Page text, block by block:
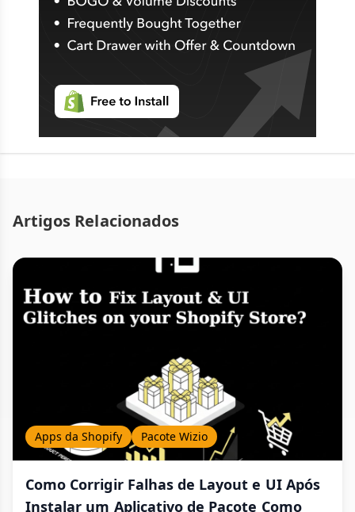
Artigos Relacionados
Apps da Shopify Pacote Wizio
Como Corrigir Falhas de Layout e UI Após
Instalar um Aplicativo de Pacote Como